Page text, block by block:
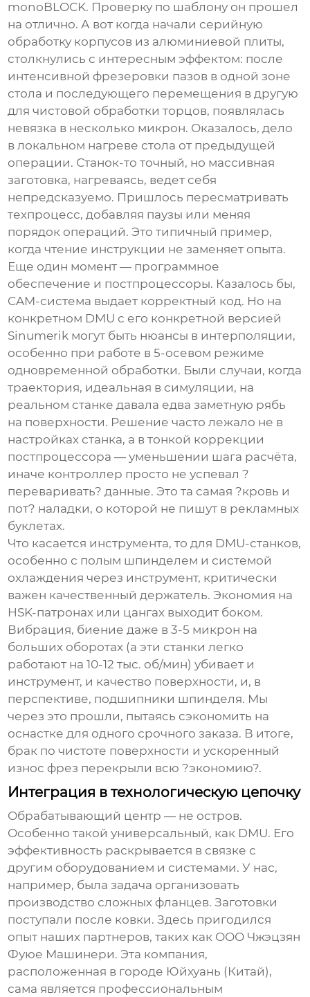
monoBLOCK. Проверку по шаблону он прошел
на отлично. А вот когда начали серийную
обработку корпусов из алюминиевой плиты,
столкнулись с интересным эффектом: после
интенсивной фрезеровки пазов в одной зоне
стола и последующего перемещения в другую
для чистовой обработки торцов, появлялась
невязка в несколько микрон. Оказалось, дело
в локальном нагреве стола от предыдущей
операции. Станок-то точный, но массивная
заготовка, нагреваясь, ведет себя
непредсказуемо. Пришлось пересматривать
техпроцесс, добавляя паузы или меняя
порядок операций. Это типичный пример,
когда чтение инструкции не заменяет опыта.
Еще один момент — программное
обеспечение и постпроцессоры. Казалось бы,
CAM-система выдает корректный код. Но на
конкретном DMU с его конкретной версией
Sinumerik могут быть нюансы в интерполяции,
особенно при работе в 5-осевом режиме
одновременной обработки. Были случаи, когда
траектория, идеальная в симуляции, на
реальном станке давала едва заметную рябь
на поверхности. Решение часто лежало не в
настройках станка, а в тонкой коррекции
постпроцессора — уменьшении шага расчёта,
иначе контроллер просто не успевал ?
переваривать? данные. Это та самая ?кровь и
пот? наладки, о которой не пишут в рекламных
буклетах.
Что касается инструмента, то для DMU-станков,
особенно с полым шпинделем и системой
охлаждения через инструмент, критически
важен качественный держатель. Экономия на
HSK-патронах или цангах выходит боком.
Вибрация, биение даже в 3-5 микрон на
больших оборотах (а эти станки легко
работают на 10-12 тыс. об/мин) убивает и
инструмент, и качество поверхности, и, в
перспективе, подшипники шпинделя. Мы
через это прошли, пытаясь сэкономить на
оснастке для одного срочного заказа. В итоге,
брак по чистоте поверхности и ускоренный
износ фрез перекрыли всю ?экономию?.
Интеграция в технологическую цепочку
Обрабатывающий центр — не остров.
Особенно такой универсальный, как DMU. Его
эффективность раскрывается в связке с
другим оборудованием и системами. У нас,
например, была задача организовать
производство сложных фланцев. Заготовки
поступали после ковки. Здесь пригодился
опыт наших партнеров, таких как ООО Чжэцзян
Фуюе Машинери. Эта компания,
расположенная в городе Юйхуань (Китай),
сама является профессиональным